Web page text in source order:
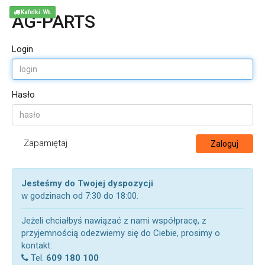
AG-PARTS
Login
Hasło
Zapamiętaj Zaloguj
Jesteśmy do Twojej dyspozycji
w godzinach od 7:30 do 18:00.
Jeżeli chciałbyś nawiązać z nami współpracę, z
przyjemnością odezwiemy się do Ciebie, prosimy o
kontakt:
Tel. 609 180 100
Kafelki: WŁ